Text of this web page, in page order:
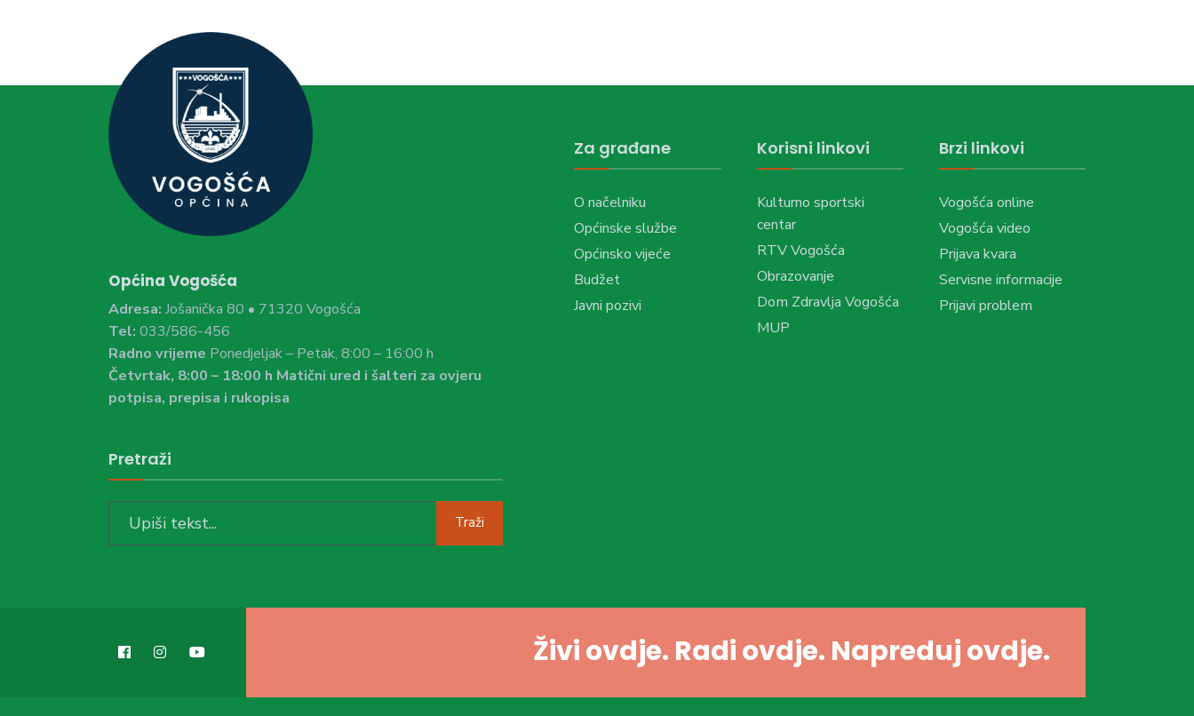
Općina Vogošća
Adresa: Jošanička 80 • 71320 Vogošća
Tel: 033/586-456
Radno vrijeme Ponedjeljak – Petak, 8:00 – 16:00 h
Četvrtak, 8:00 – 18:00 h Matični ured i šalteri za ovjeru
potpisa, prepisa i rukopisa
Pretraži
Traži
Za građane
O načelniku
Općinske službe
Općinsko vijeće
Budžet
Javni pozivi
Korisni linkovi
Kulturno sportski
centar
RTV Vogošća
Obrazovanje
Dom Zdravlja Vogošća
MUP
Brzi linkovi
Vogošća online
Vogošća video
Prijava kvara
Servisne informacije
Prijavi problem
Živi ovdje. Radi ovdje. Napreduj ovdje.